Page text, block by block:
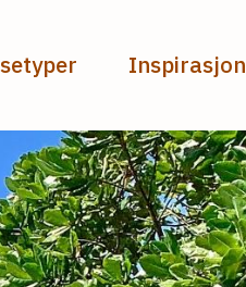
Inspirasjon